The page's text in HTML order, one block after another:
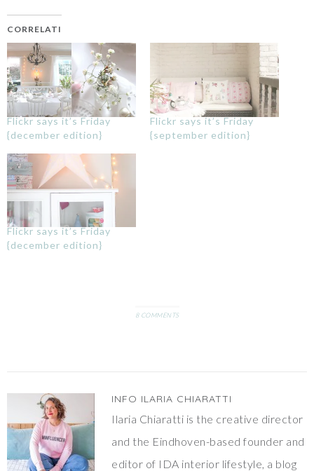
CORRELATI
Flickr says it’s Friday
{december edition}
Flickr says it’s Friday
{september edition}
Flickr says it’s Friday
{december edition}
8 COMMENTS
INFO ILARIA CHIARATTI
Ilaria Chiaratti is the creative director
and the Eindhoven-based founder and
editor of IDA interior lifestyle, a blog